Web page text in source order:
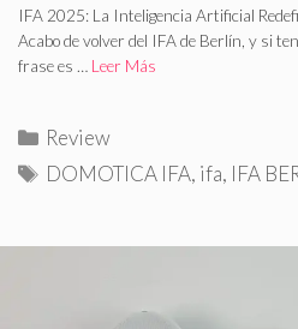
IFA 2025: La Inteligencia Artificial
Acabo de volver del IFA de Berlín, y si
frase es … Leer Más
C
a
g
Review
E
DOMOTICA IFA, ifa, IFA